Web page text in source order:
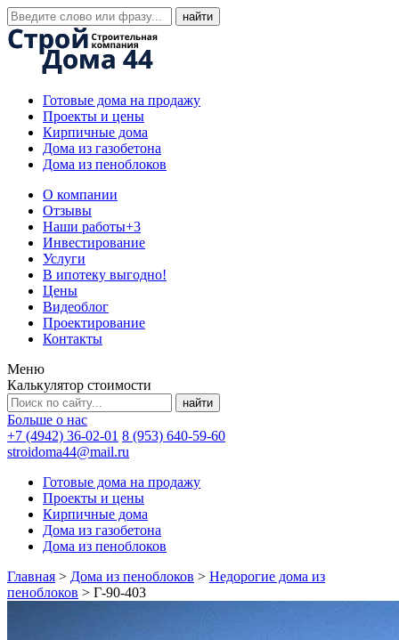
Готовые дома на продажу
Проекты и цены
Кирпичные дома
Дома из газобетона
Дома из пеноблоков
О компании
Отзывы
Наши работы+3
Инвестирование
Услуги
В ипотеку выгодно!
Цены
Видеоблог
Проектирование
Контакты
Меню
Калькулятор стоимости
Больше о нас
+7 (4942) 36-02-01 8 (953) 640-59-60
stroidoma44@mail.ru
Готовые дома на продажу
Проекты и цены
Кирпичные дома
Дома из газобетона
Дома из пеноблоков
Главная > Дома из пеноблоков > Недорогие дома из
пеноблоков > Г-90-403